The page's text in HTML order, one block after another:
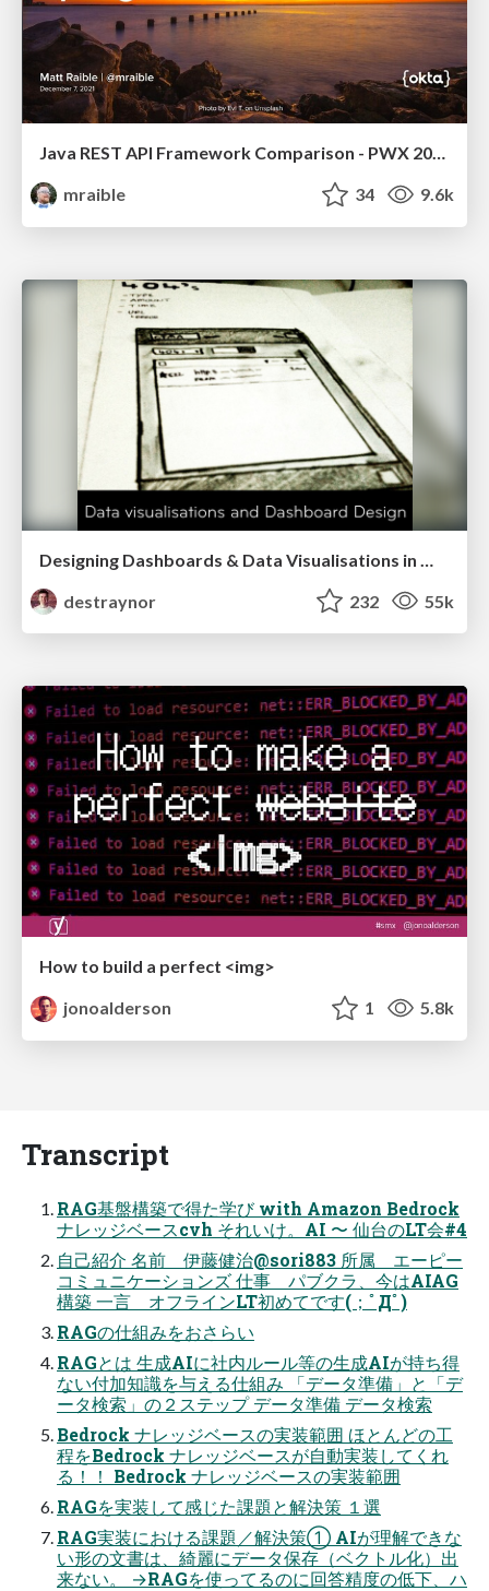
Java REST API Framework Comparison - PWX 2021
mraible
34 9.6k
destraynor
232 55k
How to build a perfect <img>
jonoalderson
1 5.8k
Transcript
RAG基盤構築で得た学び with Amazon Bedrock
ナレッジベースcvh それいけ。AI 〜 仙台のLT会#4
自己紹介 名前 伊藤健治@sori883 所属 エーピー
コミュニケーションズ 仕事 パブクラ、今はAIAG
構築 一言 オフラインLT初めてです(；ﾟДﾟ)
RAGの仕組みをおさらい
RAGとは 生成AIに社内ルール等の生成AIが持ち得
ない付加知識を与える仕組み 「データ準備」と「デ
ータ検索」の２ステップ データ準備 データ検索
Bedrock ナレッジベースの実装範囲 ほとんどの工
程をBedrock ナレッジベースが自動実装してくれ
る！！ Bedrock ナレッジベースの実装範囲
RAGを実装して感じた課題と解決策 １選
RAG実装における課題／解決策① AIが理解できな
い形の文書は、綺麗にデータ保存（ベクトル化）出
来ない。 →RAGを使ってるのに回答精度の低下、ハ